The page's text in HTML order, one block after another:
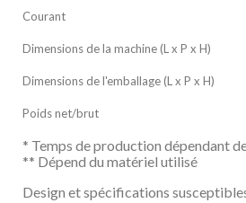
Courant
Dimensions de la machine (L x P x H)
Dimensions de l'emballage (L x P x H)
Poids net/brut
* Temps de production dépendant
** Dépend du matériel utilisé
Design et spécifications